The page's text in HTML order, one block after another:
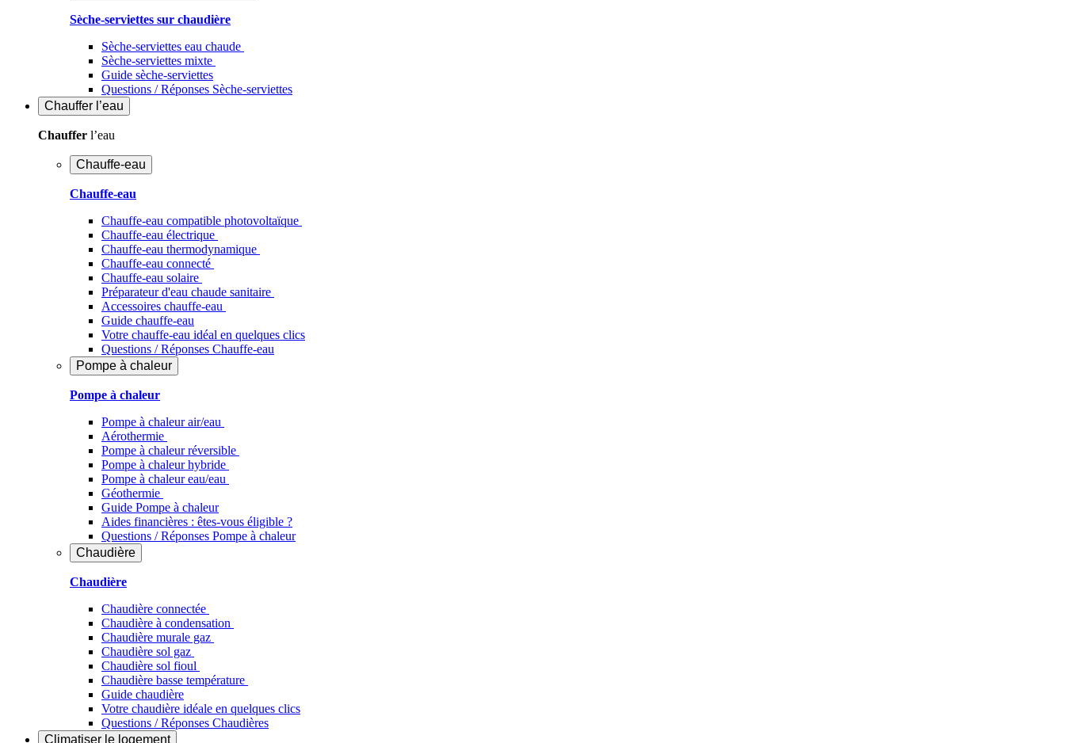
Sèche-serviettes sur chaudière
Sèche-serviettes eau chaude
Sèche-serviettes mixte
Guide sèche-serviettes
Questions / Réponses Sèche-serviettes
Chauffer l’eau
Chauffer l’eau
Chauffe-eau
Chauffe-eau
Chauffe-eau compatible photovoltaïque
Chauffe-eau électrique
Chauffe-eau thermodynamique
Chauffe-eau connecté
Chauffe-eau solaire
Préparateur d'eau chaude sanitaire
Accessoires chauffe-eau
Guide chauffe-eau
Votre chauffe-eau idéal en quelques clics
Questions / Réponses Chauffe-eau
Pompe à chaleur
Pompe à chaleur
Pompe à chaleur air/eau
Aérothermie
Pompe à chaleur réversible
Pompe à chaleur hybride
Pompe à chaleur​ eau/eau
Géothermie
Guide Pompe à chaleur
Aides financières : êtes-vous éligible ?
Questions / Réponses Pompe à chaleur
Chaudière
Chaudière
Chaudière connectée
Chaudière à condensation
Chaudière murale gaz
Chaudière sol gaz
Chaudière sol fioul
Chaudière basse température
Guide chaudière
Votre chaudière idéale en quelques clics
Questions / Réponses Chaudières
Climatiser le logement